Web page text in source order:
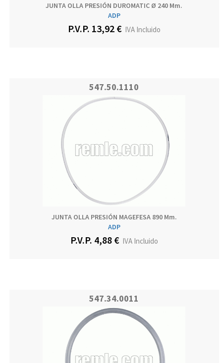
JUNTA OLLA PRESIÓN DUROMATIC Ø 240 Mm.
ADP
P.V.P. 13,92 €IVA Incluido
547.50.1110
JUNTA OLLA PRESIÓN MAGEFESA 890 Mm.
ADP
P.V.P. 4,88 €IVA Incluido
547.34.0011